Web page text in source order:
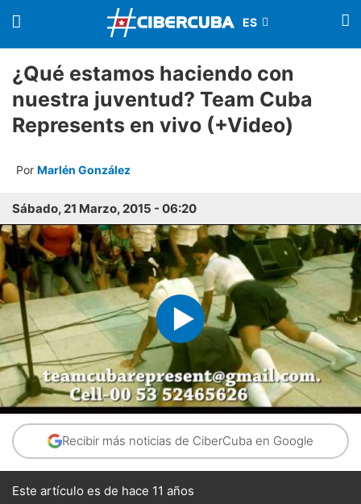
¿Qué estamos haciendo con
nuestra juventud? Team Cuba
Represents en vivo (+Video)
Por Marlén González
Sábado, 21 Marzo, 2015 - 06:20
Recibir más noticias de CiberCuba en Google
Este artículo es de hace 11 años